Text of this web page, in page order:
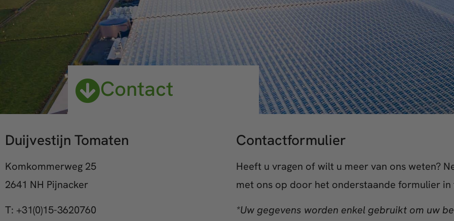
Contact
Duijvestijn Tomaten
Komkommerweg 25
2641 NH Pijnacker
T: +31(0)15-3620760
Contactformulier
Heeft u vragen of wilt u meer van ons weten?
met ons op door het onderstaande formulier in
*Uw gegevens worden enkel gebruikt om uw